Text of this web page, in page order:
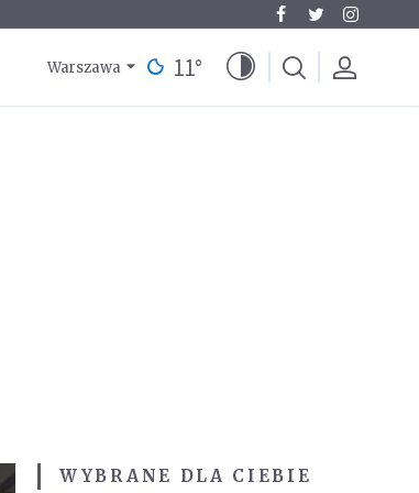
Warszawa 11°
WYBRANE DLA CIEBIE